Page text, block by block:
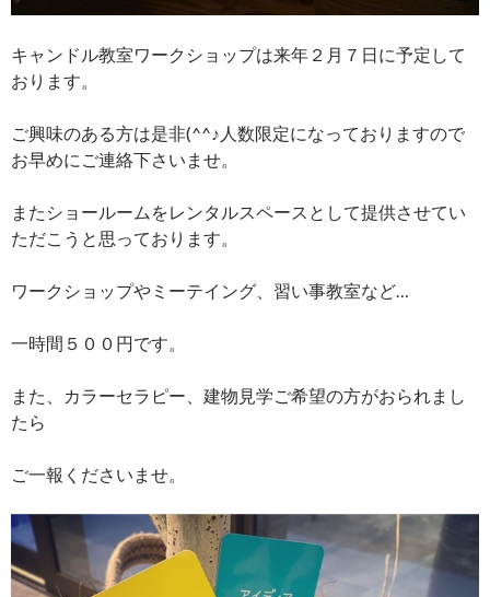
キャンドル教室ワークショップは来年２月７日に予定して
おります。
ご興味のある方は是非(^^♪人数限定になっておりますので
お早めにご連絡下さいませ。
またショールームをレンタルスペースとして提供させてい
ただこうと思っております。
ワークショップやミーテイング、習い事教室など…
一時間５００円です。
また、カラーセラピー、建物見学ご希望の方がおられまし
たら
ご一報くださいませ。